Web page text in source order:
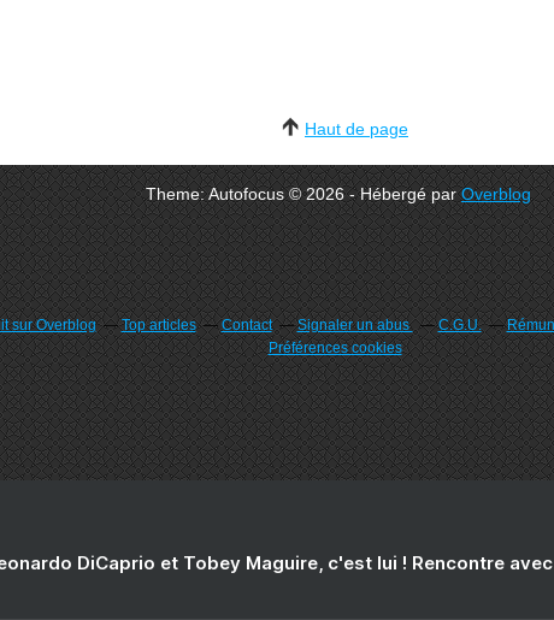
Haut de page
Theme: Autofocus © 2026 - Hébergé parOverblog
sur Overblog Top articles Contact Signaler un abus C.G.U.
Préférences cookies
DiCaprio et Tobey Maguire, c'est lui ! Rencontre